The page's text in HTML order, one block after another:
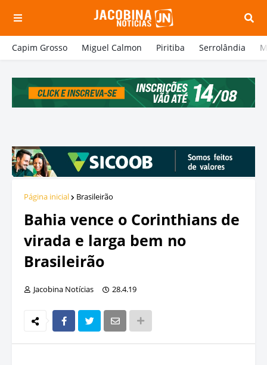
Capim Grosso Miguel Calmon Piritiba Serrolândia
Página inicial Brasileirão
Bahia vence o Corinthians de
virada e larga bem no
Brasileirão
Jacobina Notícias 28.4.19